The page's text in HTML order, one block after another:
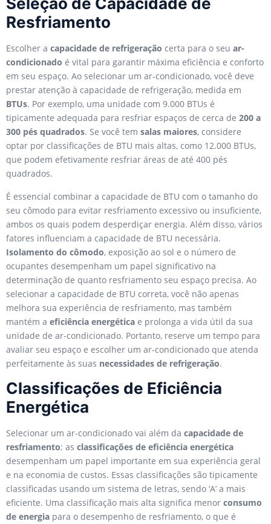
Resfriamento
Escolher a capacidade de refrigeração certa para o seu ar-
condicionado é vital para garantir máxima eficiência e conforto
em seu espaço. Ao selecionar um ar-condicionado, você deve
prestar atenção à capacidade de refrigeração, medida em
BTUs. Por exemplo, uma unidade com 9.000 BTUs é
tipicamente adequada para resfriar espaços de cerca de 200 a
300 pés quadrados. Se você tem salas maiores, considere
optar por classificações de BTU mais altas, como 12.000 BTUs,
que podem efetivamente resfriar áreas de até 400 pés
quadrados.
É essencial combinar a capacidade de BTU com o tamanho do
seu cômodo para evitar resfriamento excessivo ou insuficiente,
ambos os quais podem desperdiçar energia. Além disso, vários
fatores influenciam a capacidade de BTU necessária.
Isolamento do cômodo, exposição ao sol e o número de
ocupantes desempenham um papel significativo na
determinação de quanto resfriamento seu espaço precisa. Ao
selecionar a capacidade de BTU correta, você não apenas
melhora sua experiência de resfriamento, mas também
mantém a eficiência energética e prolonga a vida útil da sua
unidade de ar-condicionado. Portanto, reserve um tempo para
avaliar seu espaço e escolher um ar-condicionado que atenda
perfeitamente às suas necessidades de refrigeração.
Classificações de Eficiência
Energética
Selecionar um ar-condicionado vai além da capacidade de
resfriamento; as classificações de eficiência energética
desempenham um papel importante em sua experiência geral
e na economia de custos. Essas classificações são tipicamente
classificadas usando um sistema de letras, sendo ‘A’ a mais
eficiente. Uma classificação mais alta significa menor consumo
de energia para o desempenho de resfriamento, o que é